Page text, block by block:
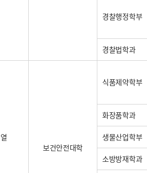
경찰행정학부
경찰법학과
보건안전대학
식품제약학부
화장품학과
생물산업학부
소방방재학과